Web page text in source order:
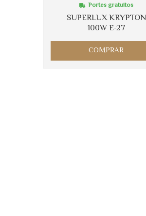
SUPERLUX KRYPTON
100W E-27
Portes gratuitos
COMPRAR